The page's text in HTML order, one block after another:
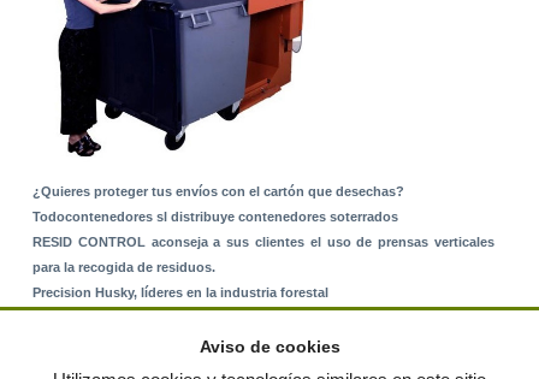
¿Quieres proteger tus envíos con el cartón que desechas?
Todocontenedores sl distribuye contenedores soterrados
RESID CONTROL aconseja a sus clientes el uso de prensas verticales
para la recogida de residuos.
Precision Husky, líderes en la industria forestal
Aviso de cookies